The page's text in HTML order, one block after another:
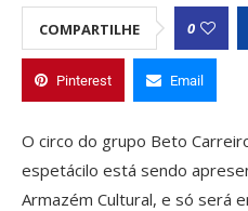
COMPARTILHE 0
Pinterest Email
O circo do grupo Beto
espetácilo está sendo
Armazém Cultural, e só será